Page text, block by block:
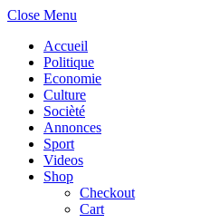
Close Menu
Accueil
Politique
Economie
Culture
Socièté
Annonces
Sport
Videos
Shop
Checkout
Cart